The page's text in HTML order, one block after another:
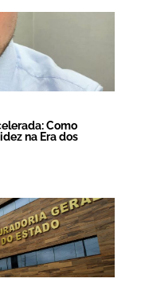
Como
na Era dos